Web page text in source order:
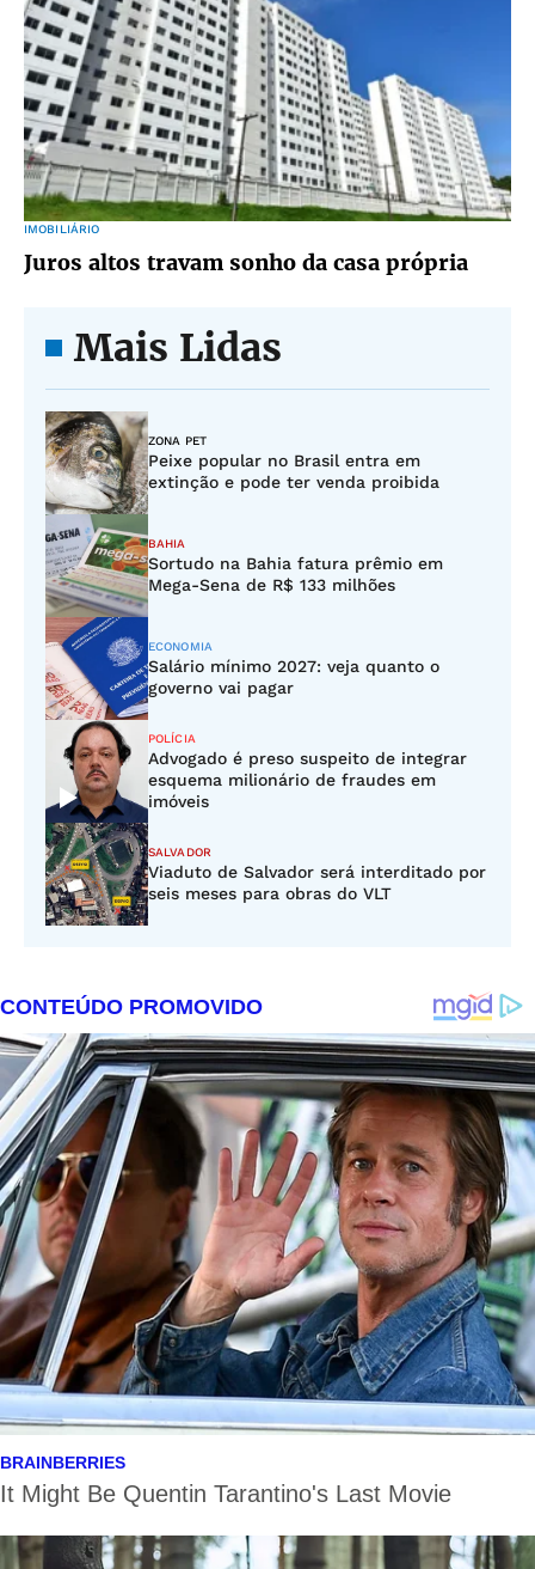
IMOBILIÁRIO
Juros altos travam sonho da casa própria
Mais Lidas
ZONA PET
Peixe popular no Brasil entra em
extinção e pode ter venda proibida
BAHIA
Sortudo na Bahia fatura prêmio em
Mega-Sena de R$ 133 milhões
ECONOMIA
Salário mínimo 2027: veja quanto o
governo vai pagar
POLÍCIA
Advogado é preso suspeito de integrar
esquema milionário de fraudes em
imóveis
SALVADOR
Viaduto de Salvador será interditado por
seis meses para obras do VLT